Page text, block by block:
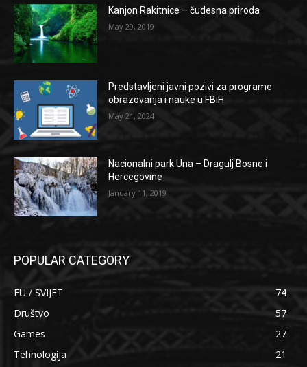
Kanjon Rakitnice – čudesna priroda
May 29, 2019
Predstavljeni javni pozivi za programe
obrazovanja i nauke u FBiH
May 21, 2024
Nacionalni park Una – Dragulj Bosne i
Hercegovine
January 11, 2019
POPULAR CATEGORY
EU / SVIJET
74
Društvo
57
Games
27
Tehnologija
21